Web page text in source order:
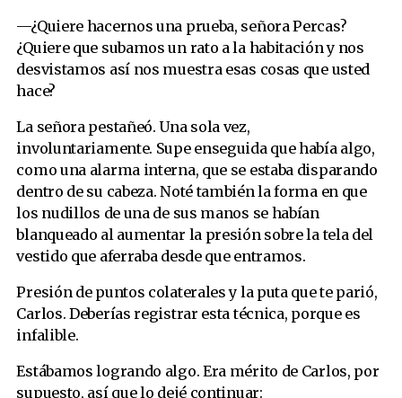
—¿Quiere hacernos una prueba, señora Percas?
¿Quiere que subamos un rato a la habitación y nos
desvistamos así nos muestra esas cosas que usted
hace?
La señora pestañeó. Una sola vez,
involuntariamente. Supe enseguida que había algo,
como una alarma interna, que se estaba disparando
dentro de su cabeza. Noté también la forma en que
los nudillos de una de sus manos se habían
blanqueado al aumentar la presión sobre la tela del
vestido que aferraba desde que entramos.
Presión de puntos colaterales y la puta que te parió,
Carlos. Deberías registrar esta técnica, porque es
infalible.
Estábamos logrando algo. Era mérito de Carlos, por
supuesto, así que lo dejé continuar: